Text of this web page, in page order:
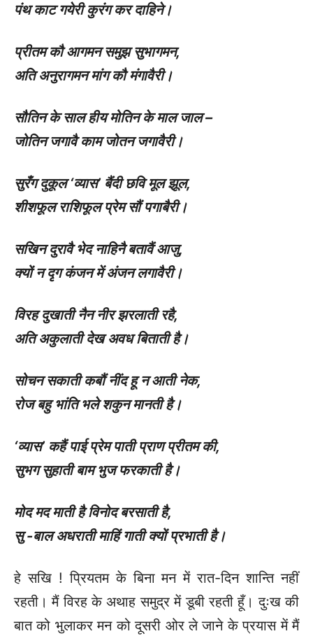
पंथ काट गयेरी कुरंग कर दाहिने।
प्रीतम कौ आगमन समुझ सुभागमन,
अति अनुरागमन मांग कौ मंगावैरी।
सौतिन के साल हीय मोतिन के माल जाल –
जोतिन जगावै काम जोतन जगावैरी।
सुरँग दुकूल‘व्यास’ बैंदी छवि मूल झूल,
शीशफूल राशिफूल प्रेम सौं पगाबैरी।
सखिन दुरावै भेद नाहिनै बतावैं आजु,
क्यों न दृग कंजन में अंजन लगावैरी।
विरह दुखाती नैन नीर झरलाती रहै,
अति अकुलाती देख अवध बिताती है।
सोचन सकाती कबौं नींद हू न आती नेक,
रोज बहु भांति भले शकुन मानती है।
‘व्यास’ कहैं पाई प्रेम पाती प्राण प्रीतम की,
सुभग सुहाती बाम भुज फरकाती है।
मोद मद माती है विनोद बरसाती है,
सु -बाल अधराती माहिं गाती क्यों प्रभाती है।
हे सखि ! प्रियतम के बिना मन में रात-दिन शान्ति नहीं
रहती। मैं विरह के अथाह समुद्र में डूबी रहती हूँ। दुःख की
बात को भुलाकर मन को दूसरी ओर ले जाने के प्रयास में मैं